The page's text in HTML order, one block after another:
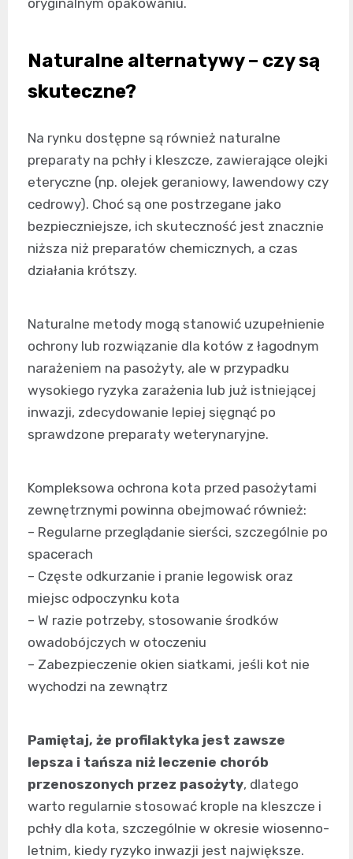
Naturalne alternatywy – czy są
skuteczne?
Na rynku dostępne są również naturalne
preparaty na pchły i kleszcze, zawierające olejki
eteryczne (np. olejek geraniowy, lawendowy czy
cedrowy). Choć są one postrzegane jako
bezpieczniejsze, ich skuteczność jest znacznie
niższa niż preparatów chemicznych, a czas
działania krótszy.
Naturalne metody mogą stanowić uzupełnienie
ochrony lub rozwiązanie dla kotów z łagodnym
narażeniem na pasożyty, ale w przypadku
wysokiego ryzyka zarażenia lub już istniejącej
inwazji, zdecydowanie lepiej sięgnąć po
sprawdzone preparaty weterynaryjne.
Kompleksowa ochrona kota przed pasożytami
zewnętrznymi powinna obejmować również:
– Regularne przeglądanie sierści, szczególnie po
spacerach
– Częste odkurzanie i pranie legowisk oraz
miejsc odpoczynku kota
– W razie potrzeby, stosowanie środków
owadobójczych w otoczeniu
– Zabezpieczenie okien siatkami, jeśli kot nie
wychodzi na zewnątrz
Pamiętaj, że profilaktyka jest zawsze
lepsza i tańsza niż leczenie chorób
przenoszonych przez pasożyty, dlatego
warto regularnie stosować krople na kleszcze i
pchły dla kota, szczególnie w okresie wiosenno-
letnim, kiedy ryzyko inwazji jest największe.